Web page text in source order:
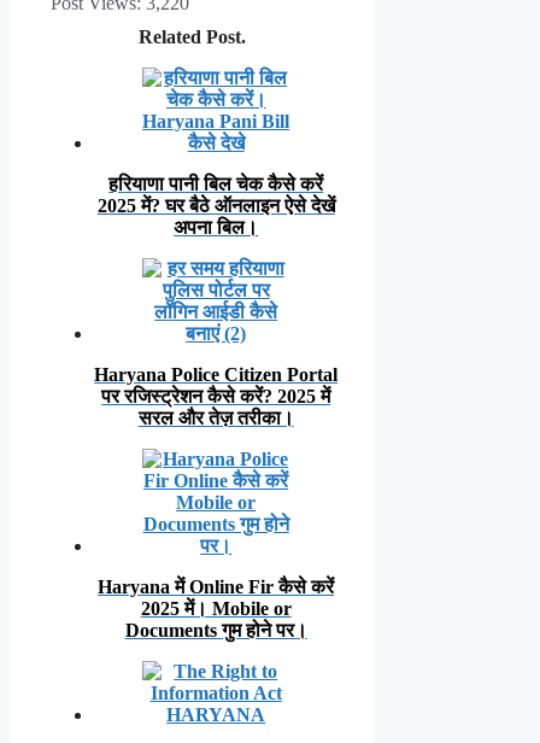
Related Post.
हरियाणा पानी बिल चेक कैसे करें
2025 में? घर बैठे ऑनलाइन ऐसे देखें
अपना बिल।
Haryana Police Citizen Portal
पर रजिस्ट्रेशन कैसे करें? 2025 में
सरल और तेज़ तरीका।
Haryana में Online Fir कैसे करें
2025 में। Mobile or
Documents गुम होने पर।